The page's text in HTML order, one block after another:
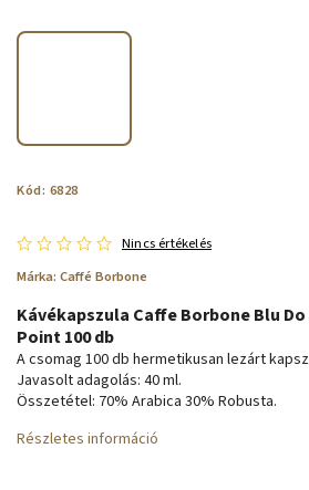
Kód: 6828
Nincs értékelés
Márka: Caffé Borbone
Kávékapszula Caffe Borbone Blu
Point 100 db
A csomag 100 db hermetikusan lezárt
Javasolt adagolás: 40 ml.
Összetétel: 70% Arabica 30% Robusta.
Részletes információ